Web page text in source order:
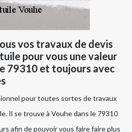
vos travaux de devis
pour vous une valeur
79310 et toujours avec
pour toutes sortes de travaux
Il se trouve à Vouhe dans le 79310
afin de pouvoir vous faire faire plus